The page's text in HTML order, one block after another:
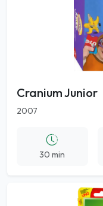
Cranium Junior
2007
30 min